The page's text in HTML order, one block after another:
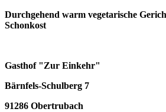
Durchgehend warm vegetarische
Schonkost
Gasthof "Zur Einkehr"
Bärnfels-Schulberg 7
91286 Obertrubach